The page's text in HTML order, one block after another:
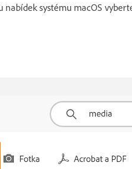
systému macOS